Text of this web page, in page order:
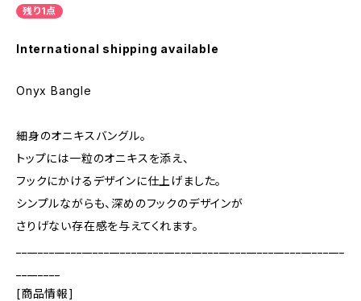
残り1点
International shipping available
Onyx Bangle
細身のオニキスバングル。
トップには一粒のオニキスを添え、
フックにかけるデザインに仕上げました。
シンプルながらも、深めのフックのデザインが
さりげない存在感を与えてくれます。
[商品情報]